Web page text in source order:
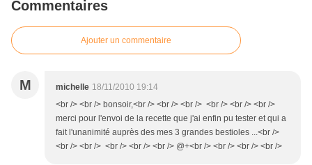
Commentaires
Ajouter un commentaire
M michelle 18/11/2010 19:14
<br /> <br /> bonsoir,<br /> <br /> <br /> <br /> <br /> <br />
merci pour l'envoi de la recette que j'ai enfin pu tester et qui a
fait l'unanimité auprès des mes 3 grandes bestioles ...<br />
<br /> <br /> <br /> <br /> <br /> @+<br /> <br /> <br /> <br />